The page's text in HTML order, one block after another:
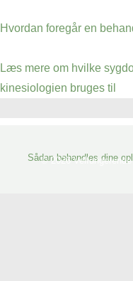
Hvordan foregår en
Læs mere om hvilke
kinesiologien bruges til
Sidefods-
Sådan behandles dine
© 2026